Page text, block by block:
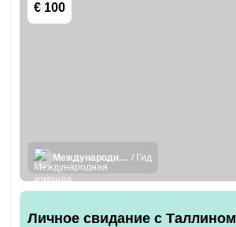
€ 100
Международная команда гидов / Гид
Личное свидание с Таллином